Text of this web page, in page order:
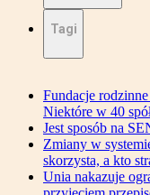
Tagi
Fundacje
Niektóre w 40
Jest sposób na
Zmiany w
skorzysta, a kto
Unia nakazuje